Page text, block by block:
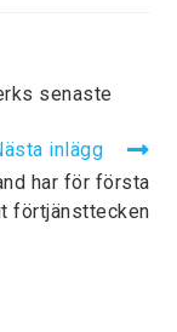
senaste
inlägg
har för första
förtjänsttecken